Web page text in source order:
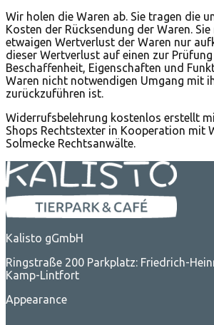
Wir holen die Waren ab. Sie tragen die
Kosten der Rücksendung der Waren.
etwaigen Wertverlust der Waren nur
dieser Wertverlust auf einen zur
Beschaffenheit, Eigenschaften und
Waren nicht notwendigen Umgang mit
zurückzuführen ist.
Widerrufsbelehrung kostenlos erstellt
Shops Rechtstexter in Kooperation mit
Solmecke Rechtsanwälte.
Kalisto gGmbH
Ringstraße 200 Parkplatz: Friedrich-
Kamp-Lintfort
Appearance